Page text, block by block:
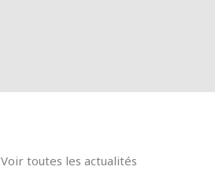
Voir toutes les actualités